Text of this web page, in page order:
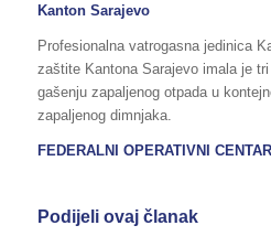
Kanton Sarajevo
Profesionalna vatrogasna jedinica
zaštite Kantona Sarajevo imala je
gašenju zapaljenog otpada u
zapaljenog dimnjaka.
FEDERALNI OPERATIVNI CENTAR
Podijeli ovaj članak